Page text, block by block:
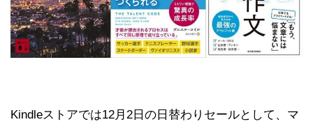
Kindleストアでは12月2日の日替わりセールとして、マ